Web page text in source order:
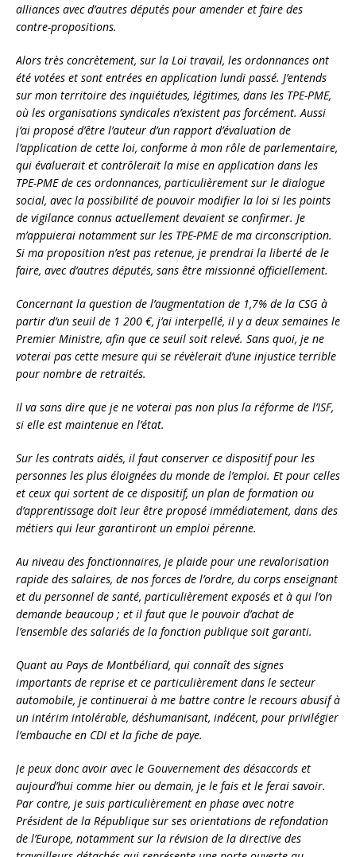
alliances avec d’autres députés pour amender et faire des
contre-propositions.
Alors très concrètement, sur la Loi travail, les ordonnances ont
été votées et sont entrées en application lundi passé. J’entends
sur mon territoire des inquiétudes, légitimes, dans les TPE-PME,
où les organisations syndicales n’existent pas forcément. Aussi
j’ai proposé d’être l’auteur d’un rapport d’évaluation de
l’application de cette loi, conforme à mon rôle de parlementaire,
qui évaluerait et contrôlerait la mise en application dans les
TPE-PME de ces ordonnances, particulièrement sur le dialogue
social, avec la possibilité de pouvoir modifier la loi si les points
de vigilance connus actuellement devaient se confirmer. Je
m’appuierai notamment sur les TPE-PME de ma circonscription.
Si ma proposition n’est pas retenue, je prendrai la liberté de le
faire, avec d’autres députés, sans être missionné officiellement.
Concernant la question de l’augmentation de 1,7% de la CSG à
partir d’un seuil de 1 200 €, j’ai interpellé, il y a deux semaines le
Premier Ministre, afin que ce seuil soit relevé. Sans quoi, je ne
voterai pas cette mesure qui se révèlerait d’une injustice terrible
pour nombre de retraités.
Il va sans dire que je ne voterai pas non plus la réforme de l’ISF,
si elle est maintenue en l’état.
Sur les contrats aidés, il faut conserver ce dispositif pour les
personnes les plus éloignées du monde de l’emploi. Et pour celles
et ceux qui sortent de ce dispositif, un plan de formation ou
d’apprentissage doit leur être proposé immédiatement, dans des
métiers qui leur garantiront un emploi pérenne.
Au niveau des fonctionnaires, je plaide pour une revalorisation
rapide des salaires, de nos forces de l’ordre, du corps enseignant
et du personnel de santé, particulièrement exposés et à qui l’on
demande beaucoup ; et il faut que le pouvoir d’achat de
l’ensemble des salariés de la fonction publique soit garanti.
Quant au Pays de Montbéliard, qui connaît des signes
importants de reprise et ce particulièrement dans le secteur
automobile, je continuerai à me battre contre le recours abusif à
un intérim intolérable, déshumanisant, indécent, pour privilégier
l’embauche en CDI et la fiche de paye.
Je peux donc avoir avec le Gouvernement des désaccords et
aujourd’hui comme hier ou demain, je le fais et le ferai savoir.
Par contre, je suis particulièrement en phase avec notre
Président de la République sur ses orientations de refondation
de l’Europe, notamment sur la révision de la directive des